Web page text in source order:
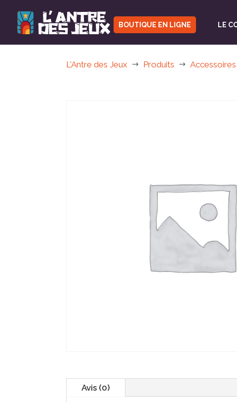
BOUTIQUE EN LIGNE LE
L'Antre des Jeux $ Produits $ Accessoires
Avis (0)